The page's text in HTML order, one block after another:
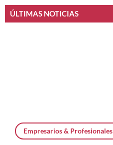
ÚLTIMAS NOTICIAS
Empresarios & Profesionales